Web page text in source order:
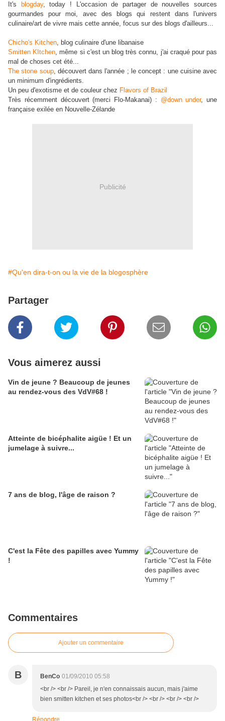
It's blogday, today ! L'occasion de partager de nouvelles sources
gourmandes pour moi, avec des blogs qui restent dans l'univers
culinaire/art de vivre mais cette année, focus sur des blogs d'ailleurs...
Chicho's Kitchen, blog culinaire d'une libanaise
Smitten KItchen, même si c'est un blog très connu, j'ai craqué pour pas
mal de choses cet été...
The stone soup, découvert dans l'année ; le concept : une cuisine avec
un minimum d'ingrédients.
Un peu d'exotisme et de couleur chez Flavors of Brazil
Très récemment découvert (merci Flo-Makanai) : @down under, une
française exilée en Nouvelle-Zélande
Publicité
#Qu'en dira-t-on ou la vie de la blogosphère
Partager
Vous aimerez aussi
Vin de jeune ? Beaucoup de jeunes
au rendez-vous des VdV#68 !
Atteinte de bicéphalite aigüe ! Et un
jumelage à suivre...
7 ans de blog, l'âge de raison ?
C'est la Fête des papilles avec Yummy
!
Commentaires
Ajouter un commentaire
B BenCo 01/09/2010 05:58
<br /> <br /> Pareil, je n'en connaissais aucun, mais j'aime
bien smitten kitchen et ses photos<br /> <br /> <br /> <br />
Répondre